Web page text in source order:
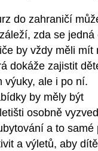
do zahraničí
zda se jedná
by vždy měli mít
dokáže zajistit
výuky, ale i po ní.
by měly být
osobně
a to
a výletů, aby